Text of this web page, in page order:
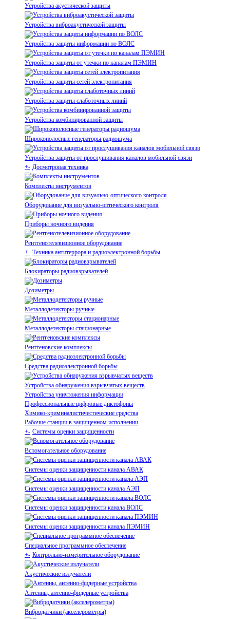
Устройства акустической защиты
Устройства виброакустической защиты
Устройства защиты информации по ВОЛС
Устройства защиты от утечки по каналам ПЭМИН
Устройства защиты сетей электропитания
Устройства защиты слаботочных линий
Устройства комбинированной защиты
Широкополосные генераторы радиошума
Устройства защиты от прослушивания каналов мобильной связи
+- Досмотровая техника
Комплекты инструментов
Оборудование для визуально-оптического контроля
Приборы ночного видения
Рентгенотелевизионное оборудование
+- Техника антитеррора и радиоэлектронной борьбы
Блокираторы радиовзрывателей
Дозиметры
Металлодетекторы ручные
Металлодетекторы стационарные
Рентгеновские комплексы
Средства радиоэлектронной борьбы
Устройства обнаружения взрывчатых веществ
Устройства уничтожения информации
Профессиональные цифровые диктофоны
Химико-криминалистичестические средства
Рабочие станции в защищенном исполнении
+- Системы оценки защищенности
Вспомогательное оборудование
Системы оценки защищенности канала АВАК
Системы оценки защищенности канала АЭП
Системы оценки защищенности канала ВОЛС
Системы оценки защищенности канала ПЭМИН
Специальное программное обеспечение
+- Контрольно-измерительное оборудование
Акустические излучатели
Антенны, антенно-фидерные устройства
Вибродатчики (акселерометры)